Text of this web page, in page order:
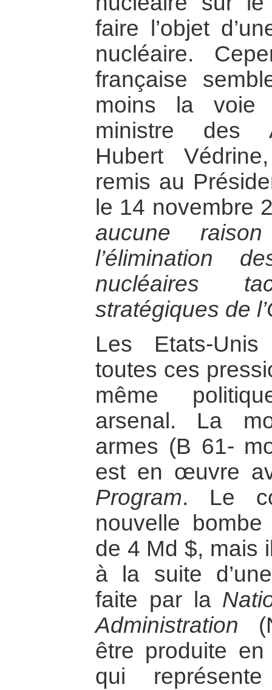
faire l’objet
nucléaire.
française
moins la voie
ministre des
Hubert
remis au
le 14 novembre
aucune
l’élimination
nucléaires
stratégiques de
Les Etats-
toutes ces
même
arsenal. La
armes (B 61-
est en œuvre
Program. Le
nouvelle
de 4 Md $, mais
à la suite
faite par la
Administration
être produite
qui